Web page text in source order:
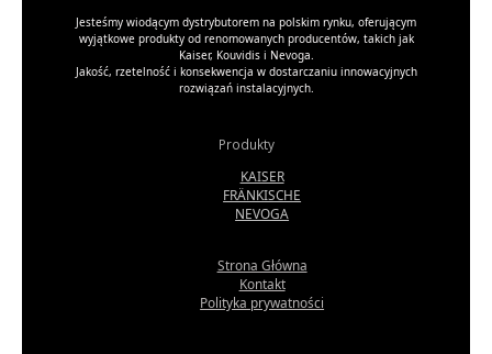
Jesteśmy wiodącym dystrybutorem na polskim rynku, oferującym
wyjątkowe produkty od renomowanych producentów, takich jak
Kaiser, Kouvidis i Nevoga.
Jakość, rzetelność i konsekwencja w dostarczaniu innowacyjnych
rozwiązań instalacyjnych.
Produkty
KAISER
FRÄNKISCHE
NEVOGA
Strona Główna
Kontakt
Polityka prywatności